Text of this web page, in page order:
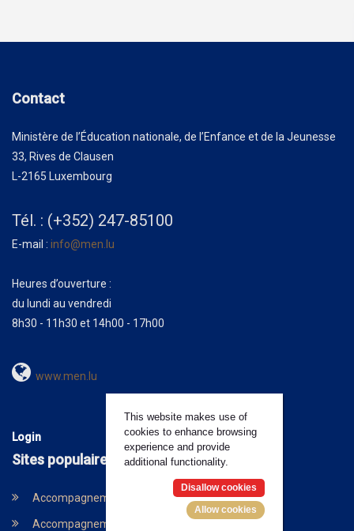
Contact
Ministère de l’Éducation nationale, de l’Enfance et de la Jeunesse
33, Rives de Clausen
L-2165 Luxembourg
Tél. : (+352) 247-85100
E-mail : info@men.lu
Heures d’ouverture :
du lundi au vendredi
8h30 - 11h30 et 14h00 - 17h00
www.men.lu
Login
Sites populaires
Accompagnement psycho-social et scolaire
Accompagnement socio-éducatif
This website makes use of
cookies to enhance browsing
experience and provide
additional functionality.
Disallow cookies
Allow cookies